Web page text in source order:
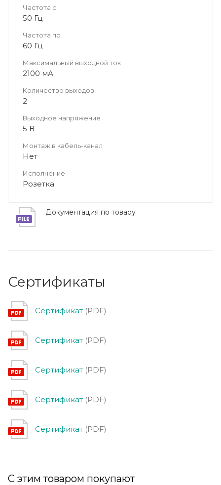
Частота с
50 Гц
Частота по
60 Гц
Максимальный выходной ток
2100 мА
Количество выходов
2
Выходное напряжение
5 В
Монтаж в кабель-канал
Нет
Исполнение
Розетка
Документация по товару
Сертификаты
Сертификат (PDF)
Сертификат (PDF)
Сертификат (PDF)
Сертификат (PDF)
Сертификат (PDF)
С этим товаром покупают